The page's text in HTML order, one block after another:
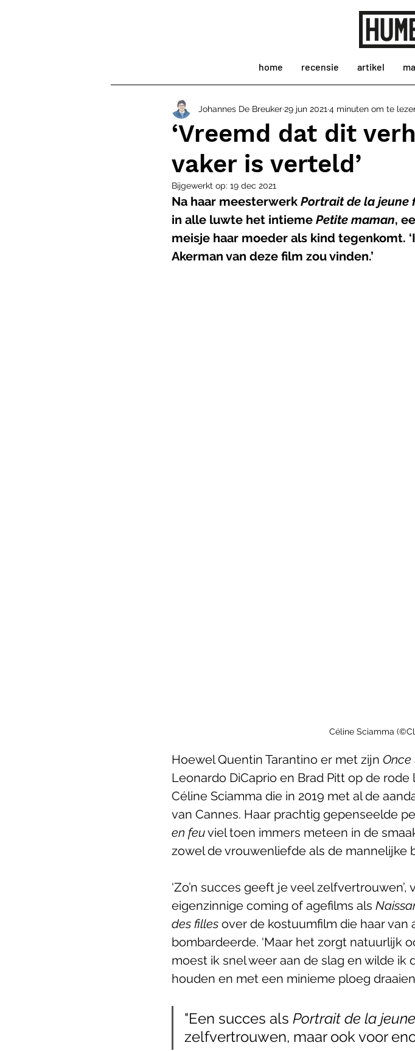
home recensie artikel
‘Vreemd dat dit
vaker is verteld’
Johannes De Breuker29 jun 2021 4 minuten om te
Bijgewerkt op: 19 dec 2021
Na haar meesterwerk Portrait de la jeune
in alle luwte het intieme Petite maman,
meisje haar moeder als kind tegenkomt.
Akerman van deze film zou vinden.’
Céline Sciamma
Hoewel Quentin Tarantino er met zijn
Leonardo DiCaprio en Brad Pitt op de
Céline Sciamma die in 2019 met al de
van Cannes. Haar prachtig gepenseelde
en feu viel toen immers meteen in de
zowel de vrouwenliefde als de mannelijke
‘Zo’n succes geeft je veel
eigenzinnige coming of agefilms als
des filles over de kostuumfilm die haar
bombardeerde. ‘Maar het zorgt natuurlijk
moest ik snel weer aan de slag en wilde ik
houden en met een minieme ploeg
"Een succes als Portrait de la
zelfvertrouwen, maar ook voor